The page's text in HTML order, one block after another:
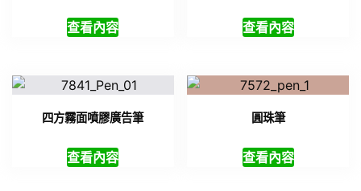
查看內容 查看內容
四方霧面噴膠廣告筆
查看內容
圓珠筆
查看內容